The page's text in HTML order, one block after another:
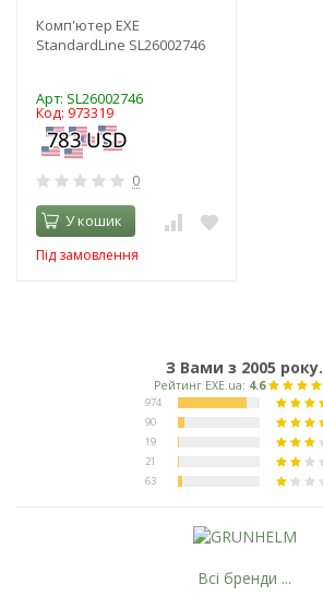
Комп'ютер EXE
StandardLine SL26002746
Арт: SL26002746
Код: 973319
0
У кошик
Під замовлення
З Вами з 2005 року.
Всі бренди ...